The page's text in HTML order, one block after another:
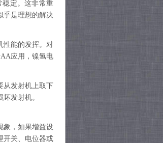
稳定。这非常重
乎是理想的解决
性能的发挥。对
应用，镍氢电
从发射机上取下
发射机。
象，如果增益设
开关、电位器或